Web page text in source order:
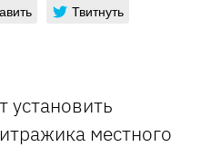
Твитнуть
установить
местного